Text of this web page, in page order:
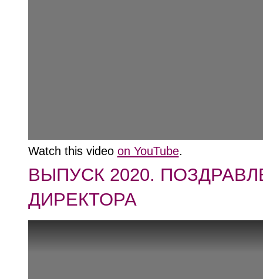
Watch this video on YouTube.
ВЫПУСК 2020.
ДИРЕКТОРА